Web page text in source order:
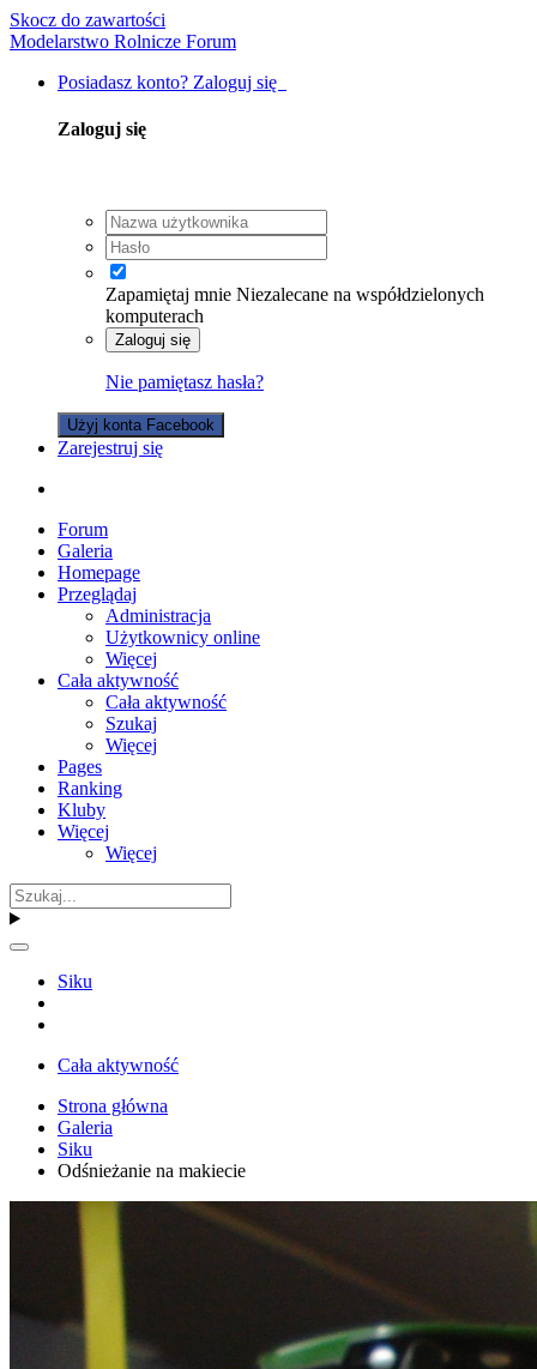
Skocz do zawartości
Modelarstwo Rolnicze Forum
Posiadasz konto? Zaloguj się
Zaloguj się
Zapamiętaj mnie Niezalecane na współdzielonych
komputerach
Zaloguj się
Nie pamiętasz hasła?
Użyj konta Facebook
Zarejestruj się
Forum
Galeria
Homepage
Przeglądaj
Administracja
Użytkownicy online
Więcej
Cała aktywność
Cała aktywność
Szukaj
Więcej
Pages
Ranking
Kluby
Więcej
Więcej
Siku
Cała aktywność
Strona główna
Galeria
Siku
Odśnieżanie na makiecie